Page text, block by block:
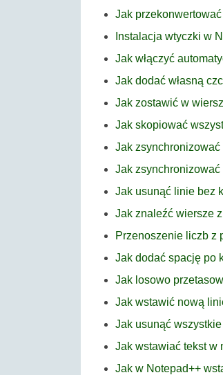
Jak
Instalacja wtyczki w
Jak włączyć
Jak dodać własną
Jak zostawić w
Jak skopiować
Jak
Jak
Jak usunąć linie bez
Jak znaleźć wiersze
Przenoszenie liczb z
Jak dodać spację po
Jak losowo
Jak wstawić nową
Jak usunąć
Jak wstawiać tekst w
Jak w Notepad++